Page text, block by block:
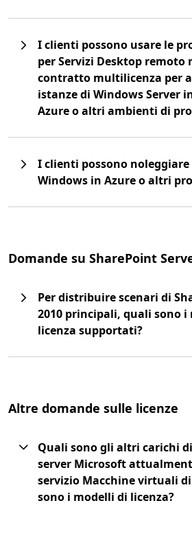
I clienti possono usare le
per Servizi Desktop
contratto multilicenza per
istanze di Windows Server
Azure o altri ambienti di
I clienti possono
Windows in Azure o altri
Domande su SharePoint
Per distribuire scenari di
2010 principali, quali sono i
licenza supportati?
Altre domande sulle licenze
Quali sono gli altri carichi
server Microsoft
servizio Macchine virtuali
sono i modelli di licenza?